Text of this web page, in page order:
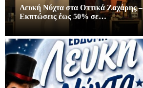
Λευκή Νύχτα στα Οπτικά Ζαχάρης –
Εκπτώσεις έως 50% σε…